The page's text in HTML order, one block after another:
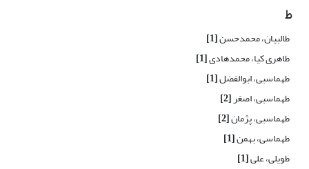
ط
طالبیان، محمدحسن[1]
طاهری کیا، محمدهادی[1]
طهماسبی، ابوالفضل[1]
طهماسبی، اصغر[2]
طهماسبی، پژمان[2]
طهماسی، بهمن[1]
طویلی، علی[1]